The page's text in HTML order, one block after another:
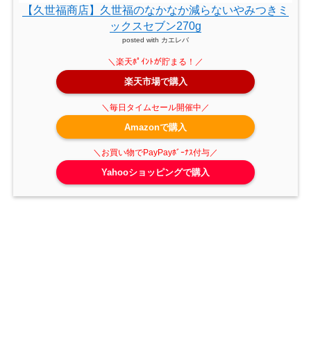
【久世福商店】久世福のなかなか減らないやみつきミ
ックスセブン270g
posted with カエレバ
楽天市場で購入
Amazonで購入
Yahooショッピングで購入